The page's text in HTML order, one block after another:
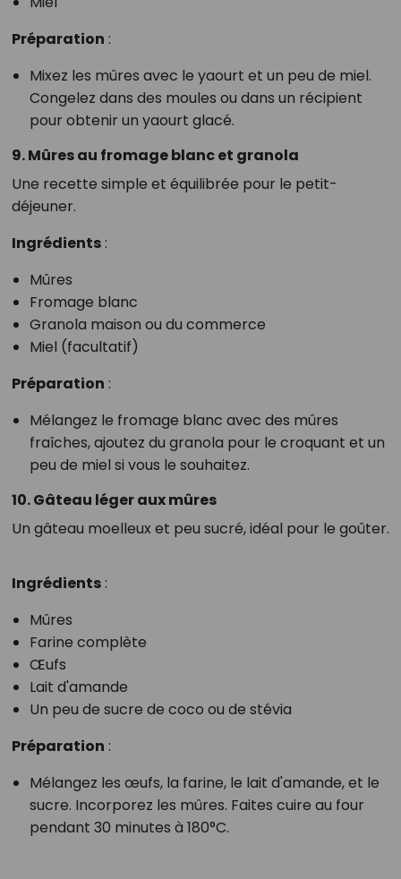
Préparation :
Mixez les mûres avec le yaourt et un peu de miel.
Congelez dans des moules ou dans un récipient
pour obtenir un yaourt glacé.
9. Mûres au fromage blanc et granola
Une recette simple et équilibrée pour le petit-
déjeuner.
Ingrédients:
Mûres
Fromage blanc
Granola maison ou du commerce
Miel (facultatif)
Préparation :
Mélangez le fromage blanc avec des mûres
fraîches, ajoutez du granola pour le croquant et un
peu de miel si vous le souhaitez.
10. Gâteau léger aux mûres
Un gâteau moelleux et peu sucré, idéal pour le goûter.
Ingrédients:
Mûres
Farine complète
Œufs
Lait d'amande
Un peu de sucre de coco ou de stévia
Préparation :
Mélangez les œufs, la farine, le lait d'amande, et le
sucre. Incorporez les mûres. Faites cuire au four
pendant 30 minutes à 180°C.